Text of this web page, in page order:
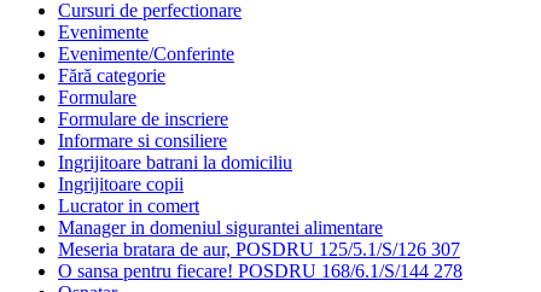
Cursuri de perfectionare
Evenimente
Evenimente/Conferinte
Fără categorie
Formulare
Formulare de inscriere
Informare si consiliere
Ingrijitoare batrani la domiciliu
Ingrijitoare copii
Lucrator in comert
Manager in domeniul sigurantei alimentare
Meseria bratara de aur, POSDRU 125/5.1/S/126 307
O sansa pentru fiecare! POSDRU 168/6.1/S/144 278